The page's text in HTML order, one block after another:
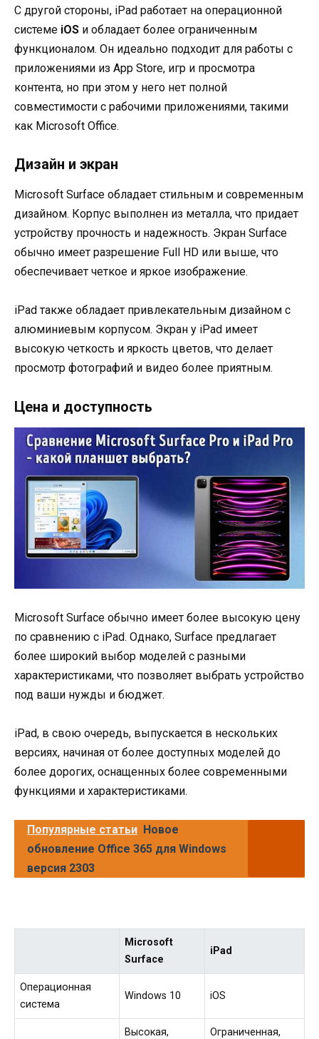
С другой стороны, iPad работает на операционной
системе iOS и обладает более ограниченным
функционалом. Он идеально подходит для работы с
приложениями из App Store, игр и просмотра
контента, но при этом у него нет полной
совместимости с рабочими приложениями, такими
как Microsoft Office.
Дизайн и экран
Microsoft Surface обладает стильным и современным
дизайном. Корпус выполнен из металла, что придает
устройству прочность и надежность. Экран Surface
обычно имеет разрешение Full HD или выше, что
обеспечивает четкое и яркое изображение.
iPad также обладает привлекательным дизайном с
алюминиевым корпусом. Экран у iPad имеет
высокую четкость и яркость цветов, что делает
просмотр фотографий и видео более приятным.
Цена и доступность
Microsoft Surface обычно имеет более высокую цену
по сравнению с iPad. Однако, Surface предлагает
более широкий выбор моделей с разными
характеристиками, что позволяет выбрать устройство
под ваши нужды и бюджет.
iPad, в свою очередь, выпускается в нескольких
версиях, начиная от более доступных моделей до
более дорогих, оснащенных более современными
функциями и характеристиками.
Популярные статьи Новое
обновление Office 365 для Windows
версия 2303
Microsoft
Surface
iPad
Операционная
система
Windows 10 iOS
Высокая,
Ограниченная,